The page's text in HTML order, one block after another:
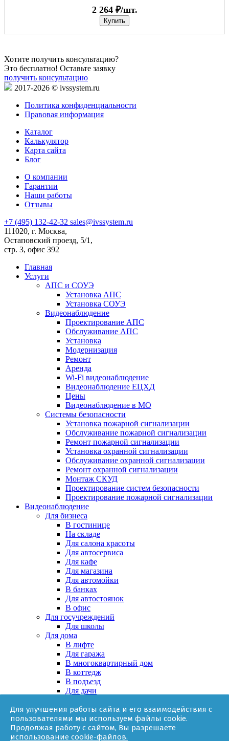
2 264 ₽/шт.
Купить
Хотите получить консультацию?
Это бесплатно! Оставьте заявку
получить консультацию
2017-2026 © ivssystem.ru
Политика конфиденциальности
Правовая информация
Каталог
Калькулятор
Карта сайта
Блог
О компании
Гарантии
Наши работы
Отзывы
+7 (495) 132-42-32 sales@ivssystem.ru
111020, г. Москва,
Остаповский проезд, 5/1,
стр. 3, офис 392
Для улучшения работы сайта и его взаимодействия с
пользователями мы используем файлы cookie.
Продолжая работу с сайтом, Вы разрешаете
использование cookie-файлов.
Главная
Услуги
АПС и СОУЭ
Установка АПС
Установка СОУЭ
Видеонаблюдение
Проектирование АПС
Обслуживание АПС
Установка
Модернизация
Ремонт
Аренда
Wi-Fi видеонаблюдение
Видеонаблюдение ЕЦХД
Цены
Видеонаблюдение в МО
Системы безопасности
Установка пожарной сигнализации
Обслуживание пожарной сигнализации
Ремонт пожарной сигнализации
Установка охранной сигнализации
Обслуживание охранной сигнализации
Ремонт охранной сигнализации
Монтаж СКУД
Проектирование систем безопасности
Проектирование пожарной сигнализации
Видеонаблюдение
Для бизнеса
В гостинице
На складе
Для салона красоты
Для автосервиса
Для кафе
Для магазина
Для автомойки
В банках
Для автостоянок
В офис
Для госучреждений
Для школы
Для дома
В лифте
Для гаража
В многоквартирный дом
В коттедж
В подъезд
Для дачи
За няней
В квартире
Для ТСЖ
Оборудование